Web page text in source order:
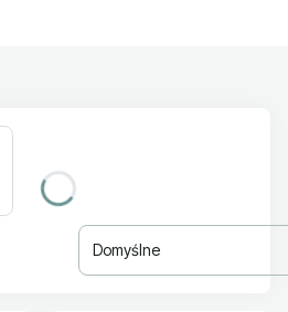
Domyślne